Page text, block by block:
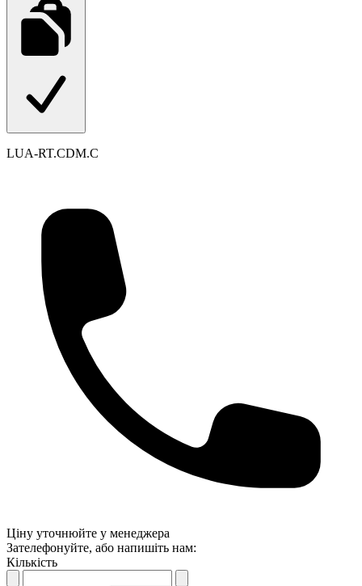
LUA-RT.CDM.C
Ціну уточнюйте у менеджера
Зателефонуйте, або напишіть нам:
Кількість